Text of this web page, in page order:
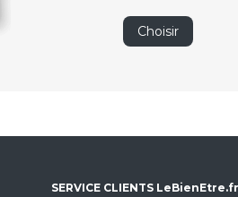
Choisir
SERVICE CLIENTS LeBienEtre.fr